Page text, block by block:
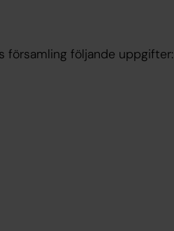
församling följande uppgifter: